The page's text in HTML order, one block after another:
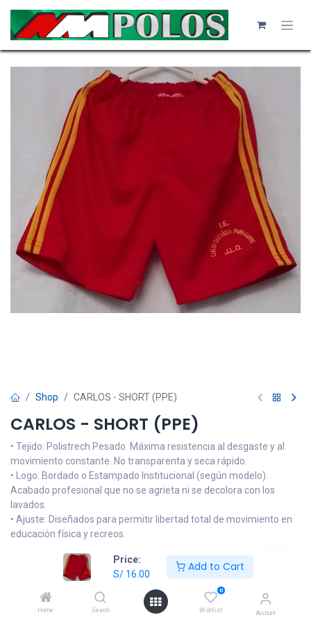
Price:
S/ 16.00
Add to Cart
Home Search
0
Wishlist Account
Shop CARLOS - SHORT (PPE)
CARLOS - SHORT (PPE)
• Tejido: Polistrech Pesado. Máxima resistencia al desgaste y al
movimiento constante. No transparenta y seca rápido.
• Logo: Bordado o Estampado Institucional (según modelo).
Acabado profesional que no se agrieta ni se decolora con los
lavados.
• Ajuste: Diseñados para permitir libertad total de movimiento en
educación física y recreos.
NOTA: Las imágenes son referenciales, el producto podrá llevar
alguna modificación en el logo o tonalidad del color de la prenda
que no sea muy alejada del diseño oficial de la institución
educativa. Si tiene dudas, consulte por medio de nuestro